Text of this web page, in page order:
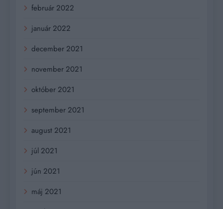
február 2022
január 2022
december 2021
november 2021
október 2021
september 2021
august 2021
júl 2021
jún 2021
máj 2021